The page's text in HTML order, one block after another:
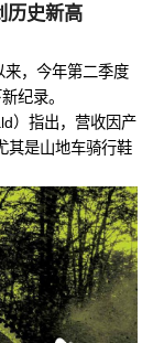
历史新高
，今年第二季度
纪录。
）指出，营收因产
其是山地车骑行鞋